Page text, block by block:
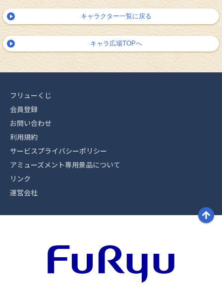
キャラクター一覧に戻る
キャラ広場TOPへ
フリューくじ
会員登録
お問い合わせ
利用規約
サービスプライバシーポリシー
アミューズメント専用景品について
リンク
運営会社